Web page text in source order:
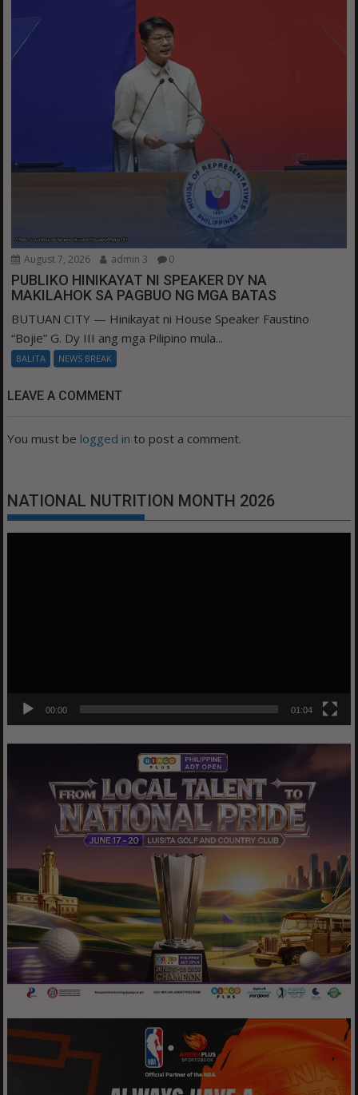
August 7, 2026 admin 3 0
PUBLIKO HINIKAYAT NI SPEAKER DY NA
MAKILAHOK SA PAGBUO NG MGA BATAS
BUTUAN CITY — Hinikayat ni House Speaker Faustino
“Bojie” G. Dy III ang mga Pilipino mula...
BALITA NEWS BREAK
LEAVE A COMMENT
You must be logged in to post a comment.
NATIONAL NUTRITION MONTH 2026
00:00 01:04